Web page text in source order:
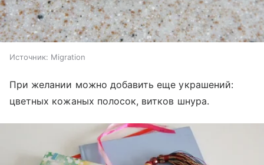
Источник: Migration
При желании можно добавить еще украшений:
цветных кожаных полосок, витков шнура.